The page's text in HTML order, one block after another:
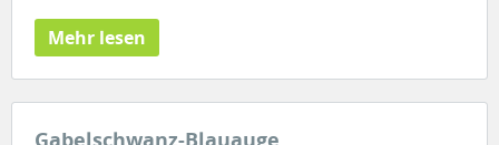
Mehr lesen
Gabelschwanz-Blauauge